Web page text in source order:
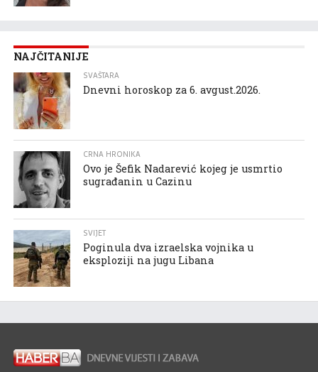
NAJČITANIJE
SVAŠTARA
Dnevni horoskop za 6. avgust.2026.
CRNA HRONIKA
Ovo je Šefik Nadarević kojeg je usmrtio
sugrađanin u Cazinu
SVIJET
Poginula dva izraelska vojnika u
eksploziji na jugu Libana